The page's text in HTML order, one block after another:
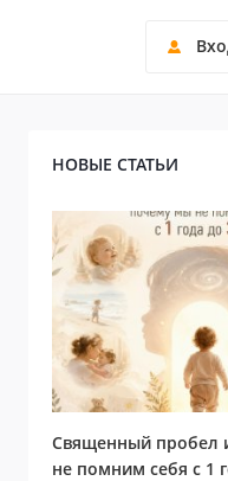
НОВЫЕ СТАТЬИ
Священный пробел
не помним себя с 1